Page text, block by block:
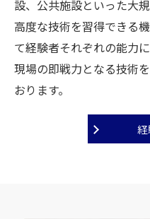
設、公共施設といった大
高度な技術を習得できる
て経験者それぞれの能力
現場の即戦力となる技術
おります。